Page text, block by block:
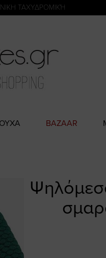
ΤΑΧΥΔΡΟΜΙΚΉ
BAZAAR